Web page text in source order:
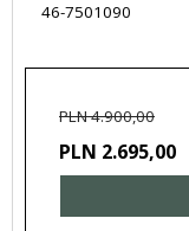
46-7501090
PLN 4.900,00
PLN 2.695,00